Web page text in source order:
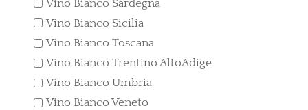
Vino Bianco Sardegna
Vino Bianco Sicilia
Vino Bianco Toscana
Vino Bianco Trentino AltoAdige
Vino Bianco Umbria
Vino Bianco Veneto